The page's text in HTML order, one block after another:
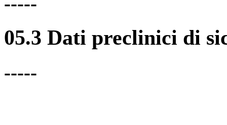
05.3 Dati preclinici di
-----